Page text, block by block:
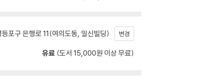
포구 은행로 11(여의도동, 일신빌딩) 변경
유료 (도서 15,000원 이상 무료)